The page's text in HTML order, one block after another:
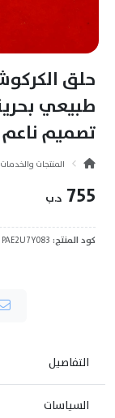
طبيعي
تصميم
المنتجات والخدمات
755 د.ب
كود المنتج:
التفاصيل
السياسات